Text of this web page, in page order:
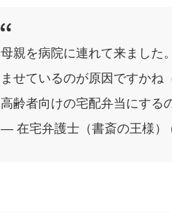
母親を病院に連れて来ました
ませているのが原因ですかね
高齢者向けの宅配弁当にする
— 在宅弁護士（書斎の王様）